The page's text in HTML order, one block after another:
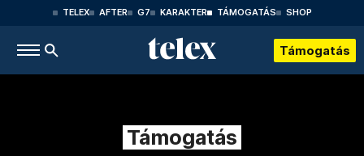
TELEX AFTER G7 KARAKTER TÁMOGATÁS SHOP
Támogatás
Támogatás